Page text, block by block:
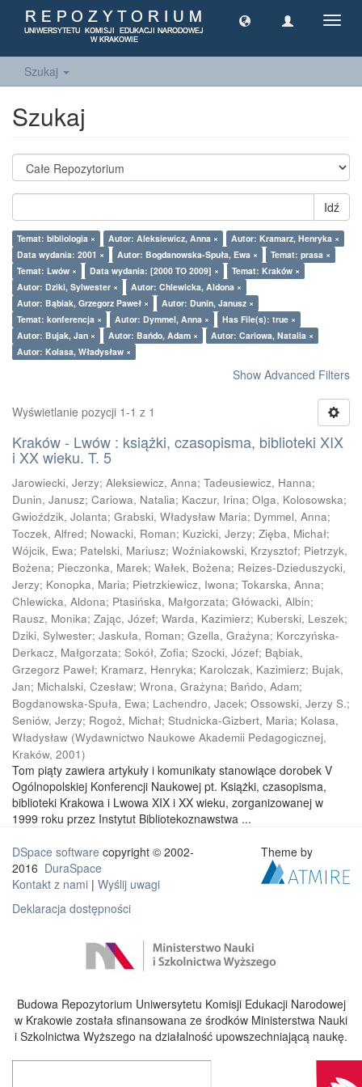
Szukaj
Szukaj
Idź
Temat: bibliologia × Autor: Aleksiewicz, Anna ×
Autor: Kramarz, Henryka ×
Data wydania: 2001 ×
Autor: Bogdanowska-Spuła, Ewa ×
Temat: prasa ×
Temat: Lwów ×
Data wydania: [2000 TO 2009] ×
Temat: Kraków ×
Autor: Dziki, Sylwester ×
Autor: Chlewicka, Aldona ×
Autor: Bąbiak, Grzegorz Paweł ×
Autor: Dunin, Janusz ×
Temat: konferencja ×
Autor: Dymmel, Anna ×
Has File(s): true ×
Autor: Bujak, Jan ×
Autor: Bańdo, Adam ×
Autor: Cariowa, Natalia ×
Autor: Kolasa, Władysław ×
Show Advanced Filters
Wyświetlanie pozycji 1-1 z 1
Kraków - Lwów : książki, czasopisma, biblioteki XIX
i XX wieku. T. 5
Jarowiecki, Jerzy; Aleksiewicz, Anna; Tadeusiewicz, Hanna;
Dunin, Janusz; Cariowa, Natalia; Kaczur, Irina; Olga, Kolosowska;
Gwioździk, Jolanta; Grabski, Władysław Maria; Dymmel, Anna;
Toczek, Alfred; Nowacki, Roman; Kuzicki, Jerzy; Zięba, Michał;
Wójcik, Ewa; Patelski, Mariusz; Woźniakowski, Krzysztof; Pietrzyk,
Bożena; Pieczonka, Marek; Wałek, Bożena; Reizes-Dzieduszycki,
Jerzy; Konopka, Maria; Pietrzkiewicz, Iwona; Tokarska, Anna;
Chlewicka, Aldona; Ptasińska, Małgorzata; Główacki, Albin;
Rausz, Monika; Zając, Józef; Warda, Kazimierz; Kuberski, Leszek;
Dziki, Sylwester; Jaskuła, Roman; Gzella, Grażyna; Korczyńska-
Derkacz, Małgorzata; Sokół, Zofia; Szocki, Józef; Bąbiak,
Grzegorz Paweł; Kramarz, Henryka; Karolczak, Kazimierz; Bujak,
Jan; Michalski, Czesław; Wrona, Grażyna; Bańdo, Adam;
Bogdanowska-Spuła, Ewa; Lachendro, Jacek; Ossowski, Jerzy S.;
Seniów, Jerzy; Rogoż, Michał; Studnicka-Gizbert, Maria; Kolasa,
Władysław (Wydawnictwo Naukowe Akademii Pedagogicznej,
Kraków, 2001)
Tom piąty zawiera artykuły i komunikaty stanowiące dorobek V
Ogólnopolskiej Konferencji Naukowej pt. Książki, czasopisma,
biblioteki Krakowa i Lwowa XIX i XX wieku, zorganizowanej w
1999 roku przez Instytut Bibliotekoznawstwa ...
DSpace software copyright © 2002-
2016 DuraSpace
Kontakt z nami | Wyślij uwagi
Deklaracja dostępności
Theme by
Budowa Repozytorium Uniwersytetu Komisji Edukacji Narodowej
w Krakowie została sfinansowana ze środków Ministerstwa Nauki
i Szkolnictwa Wyższego na działalność upowszechniającą naukę.